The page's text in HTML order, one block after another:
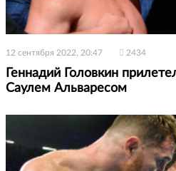
12 сентября 2022, 20:47 2434
Геннадий Головкин
Саулем Альваресом